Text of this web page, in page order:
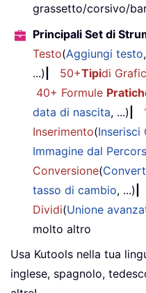
grassetto/corsivo/
Principali Set di
Testo(Aggiungi testo,
...)
50+Tipidi
40+ Formule
data di nascita, ...)
Inserimento(Inserisci
Immagine dal
Conversione(
tasso di cambio, ...)
Dividi(Unione
molto altro
Usa Kutools nella tua
inglese, spagnolo,